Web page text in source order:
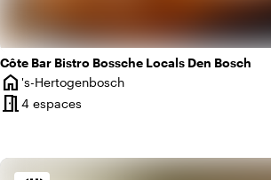
Côte Bar Bistro Bossche Locals Den Bosch
home
Ville
's-Hertogenbosch
meeting_room4 espaces